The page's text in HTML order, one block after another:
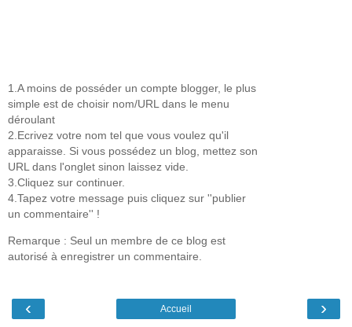
1.A moins de posséder un compte blogger, le plus
simple est de choisir nom/URL dans le menu
déroulant
2.Ecrivez votre nom tel que vous voulez qu'il
apparaisse. Si vous possédez un blog, mettez son
URL dans l'onglet sinon laissez vide.
3.Cliquez sur continuer.
4.Tapez votre message puis cliquez sur ''publier
un commentaire'' !
Remarque : Seul un membre de ce blog est
autorisé à enregistrer un commentaire.
‹ ›
Accueil